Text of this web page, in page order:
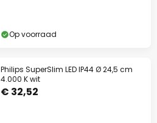
Op voorraad
Philips SuperSlim LED IP44 Ø 24,5 cm
4.000 K wit
€ 32,52